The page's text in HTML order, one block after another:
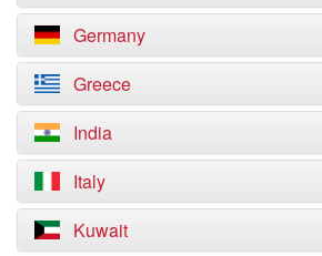
Germany
Greece
India
Italy
Kuwait